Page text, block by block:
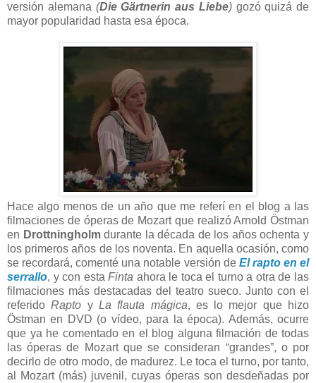
versión alemana (Die Gärtnerin aus Liebe)gozó quizá de
mayor popularidad hasta esa época.
Hace algo menos de un año que me referí en el blog a las
filmaciones de óperas de Mozart que realizó Arnold Östman
en Drottningholmdurante la década de los años ochenta y
los primeros años de los noventa. En aquella ocasión, como
se recordará, comenté una notable versión de El rapto en el
serrallo, y con estaFinta ahora le toca el turno a otra de las
filmaciones más destacadas del teatro sueco. Junto con el
referidoRapto y La flauta mágica, es lo mejor que hizo
Östman en DVD (o vídeo, para la época). Además, ocurre
que ya he comentado en el blog alguna filmación de todas
las óperas de Mozart que se consideran “grandes”, o por
decirlo de otro modo, de madurez. Le toca el turno, por tanto,
al Mozart (más) juvenil, cuyas óperas son desdeñadas por